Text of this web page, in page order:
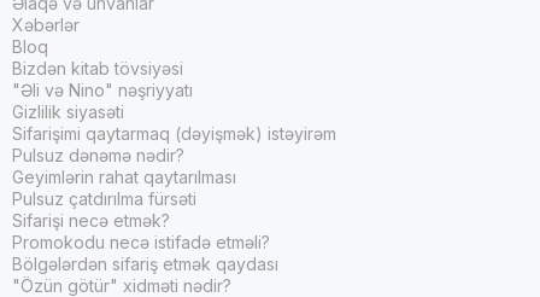
Xəbərlər
Bloq
Bizdən kitab tövsiyəsi
"Əli və Nino" nəşriyyatı
Gizlilik siyasəti
Sifarişimi qaytarmaq (dəyişmək) istəyirəm
Pulsuz dənəmə nədir?
Geyimlərin rahat qaytarılması
Pulsuz çatdırılma fürsəti
Sifarişi necə etmək?
Promokodu necə istifadə etməli?
Bölgələrdən sifariş etmək qaydası
"Özün götür" xidməti nədir?